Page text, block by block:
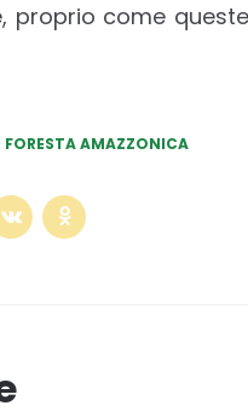
proprio come
FORESTA AMAZZONICA